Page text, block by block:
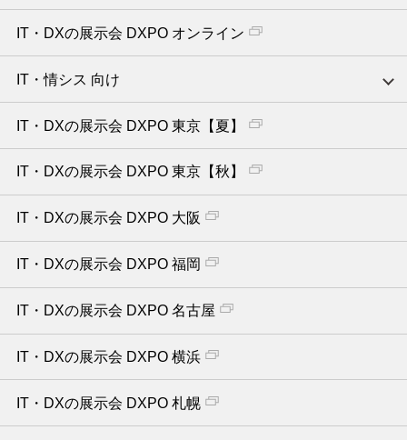
IT・DXの展示会 DXPO オンライン
IT・情シス 向け
IT・DXの展示会 DXPO 東京【夏】
IT・DXの展示会 DXPO 東京【秋】
IT・DXの展示会 DXPO 大阪
IT・DXの展示会 DXPO 福岡
IT・DXの展示会 DXPO 名古屋
IT・DXの展示会 DXPO 横浜
IT・DXの展示会 DXPO 札幌